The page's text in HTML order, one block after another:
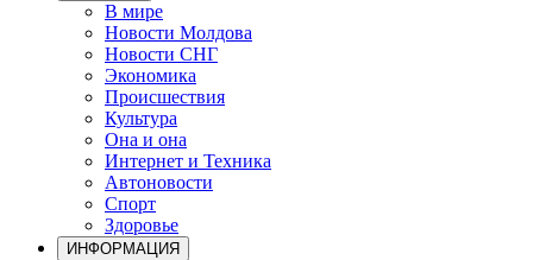
В мире
Новости Молдова
Новости СНГ
Экономика
Происшествия
Культура
Она и она
Интернет и Техника
Автоновости
Спорт
Здоровье
ИНФОРМАЦИЯ